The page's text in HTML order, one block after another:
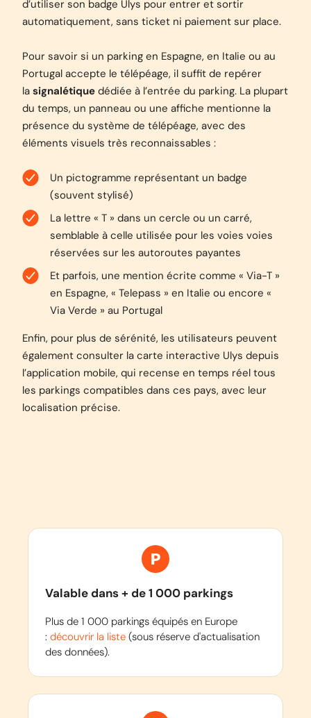
d’utiliser son badge Ulys pour entrer et sortir
automatiquement, sans ticket ni paiement sur place.
Pour savoir si un parking en Espagne, en Italie ou au
Portugal accepte le télépéage, il suffit de repérer
la signalétique dédiée à l’entrée du parking. La plupart
du temps, un panneau ou une affiche mentionne la
présence du système de télépéage, avec des
éléments visuels très reconnaissables :
Un pictogramme représentant un badge
(souvent stylisé)
La lettre « T » dans un cercle ou un carré,
semblable à celle utilisée pour les voies voies
réservées sur les autoroutes payantes
Et parfois, une mention écrite comme « Via-T »
en Espagne, « Telepass » en Italie ou encore «
Via Verde » au Portugal
Enfin, pour plus de sérénité, les utilisateurs peuvent
également consulter la carte interactive Ulys depuis
l’application mobile, qui recense en temps réel tous
les parkings compatibles dans ces pays, avec leur
localisation précise.
Valable dans + de 1 000 parkings
Plus de 1 000 parkings équipés en Europe
: découvrir la liste (sous réserve d'actualisation
des données).